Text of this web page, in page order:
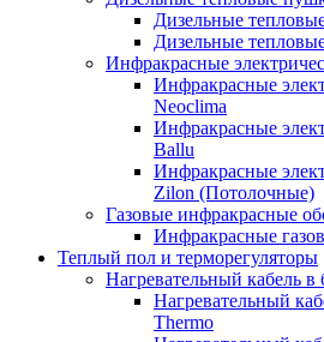
Дизельные
Дизельные
Инфракрасные
Инфракрасные
Neoclima
Инфракрасные
Ballu
Инфракрасные
Zilon (Потолочные)
Газовые инфракрасные
Инфракрасные
Теплый пол и терморегуляторы
Нагревательный кабель
Нагревательный
Thermo